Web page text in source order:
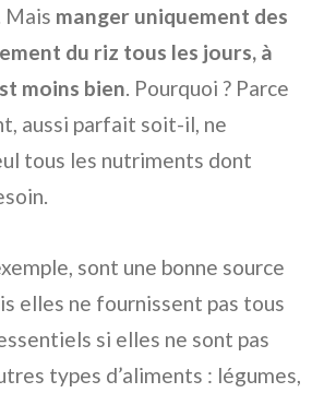
Mais manger uniquement des
du riz tous les jours, à
moins bien. Pourquoi ? Parce
aussi parfait soit-il, ne
tous les nutriments dont
sont une bonne source
elles ne fournissent pas tous
si elles ne sont pas
types d’aliments : légumes,